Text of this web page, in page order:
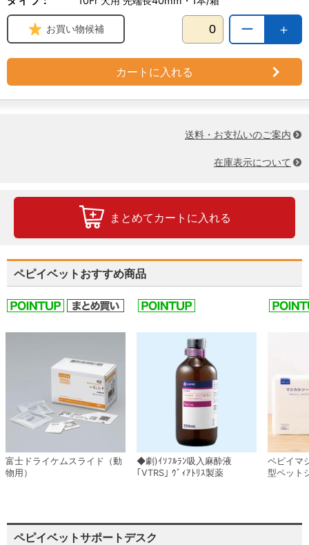
＋
ー
お買い物候補
カートに入れる
送料・お支払いのご案内
在庫表示について
まとめてカートに入れる
ペピイベットおすすめ商品
富士ドライケムスライド（動
物用）
◆劇)ｲｿﾌﾙﾗﾝ吸入麻酔液
｢VTRS｣ ｳﾞｨｱﾄﾘｽ製薬
ペピイマ
型ペット
ペピイベットサポートデスク